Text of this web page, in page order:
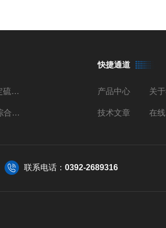
TKDLY-7100自动定硫仪自动送样测硫仪触控操作
TKWK-8触控智能综合吸附仪煤炭活性炭测定
快捷通道
产品中心 关
技术文章 在
联系电话： 0392-2689316